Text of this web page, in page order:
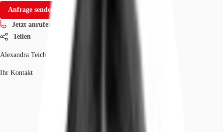
Anfrage senden
Jetzt anrufen
Teilen
Alexandra Teich
Ihr Kontakt